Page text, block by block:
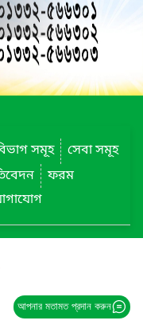
সমূহ
সেবা সমূহ
ফরম
আপনার মতামত প্রদান করুন